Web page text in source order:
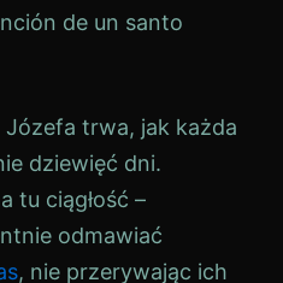
de un santo
trwa, jak każda
dziewięć dni.
tu ciągłość –
odmawiać
, nie przerywając ich